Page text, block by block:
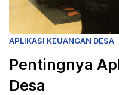
APLIKASI KEUANGAN DESA
Pentingnya
Desa